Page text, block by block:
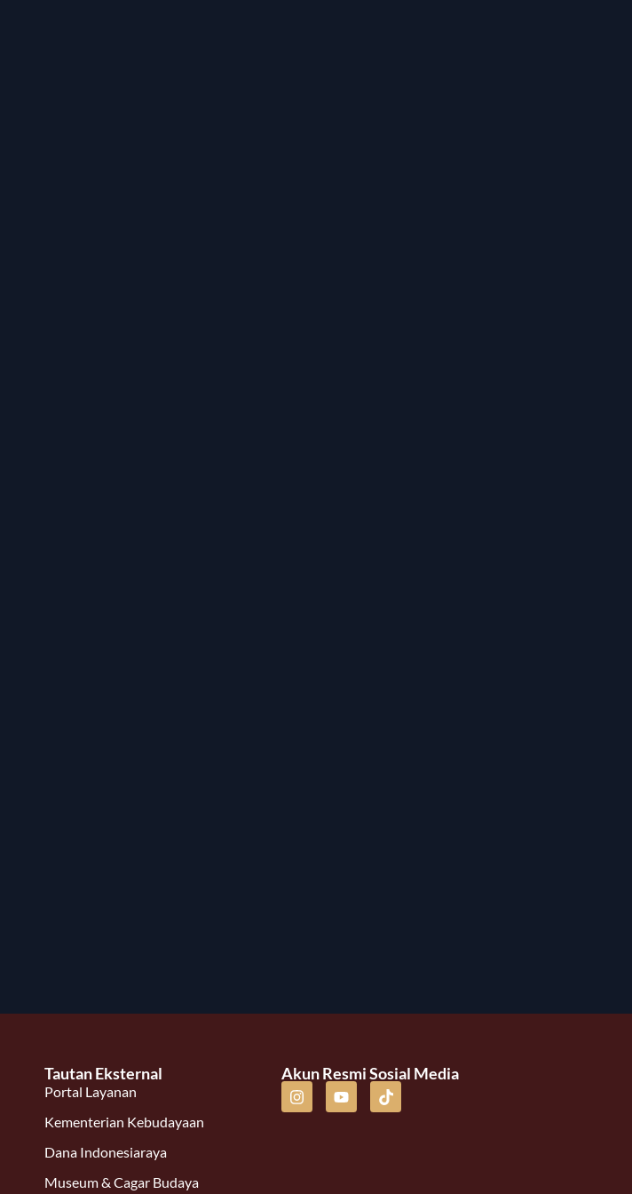
Tautan Eksternal
Portal Layanan
Kementerian Kebudayaan
Dana Indonesiaraya
Museum & Cagar Budaya
Akun Resmi Sosial Media